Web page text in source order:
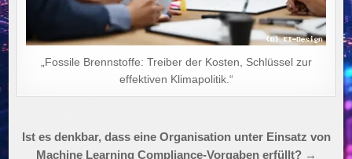
„Fossile Brennstoffe: Treiber der Kosten, Schlüssel zur
effektiven Klimapolitik.“
Beitragsnavigation
Ist es denkbar, dass eine Organisation unter Einsatz von
Machine Learning Compliance-Vorgaben erfüllt? →